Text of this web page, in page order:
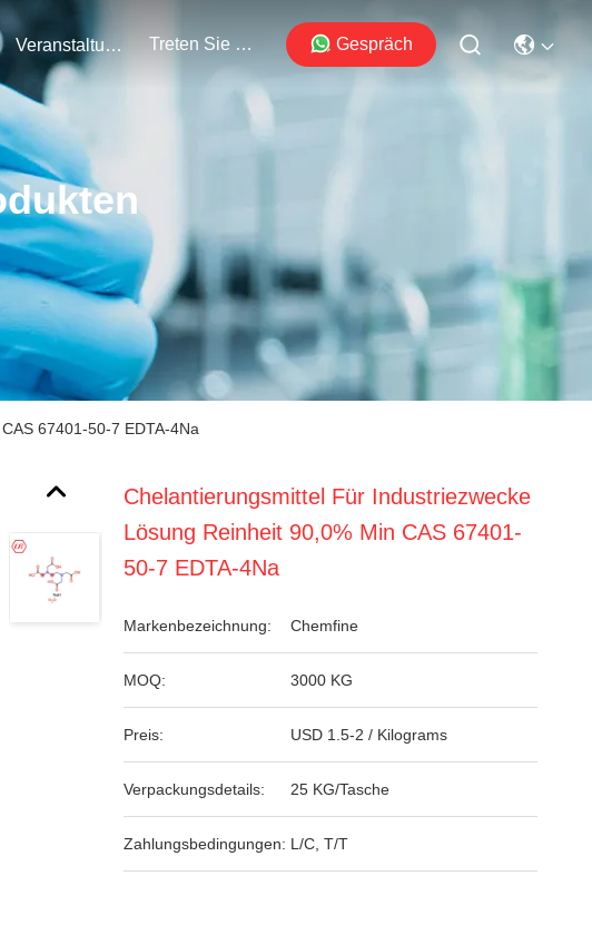
Veranstaltungen Treten Sie Mit Uns In Verbindung Gespräch
67401-50-7 EDTA-4Na
Chelantierungsmittel Für Industriezwecke
Lösung Reinheit 90,0% Min CAS 67401-
50-7 EDTA-4Na
Markenbezeichnung: Chemfine
MOQ: 3000 KG
Preis: USD 1.5-2 / Kilograms
Verpackungsdetails: 25 KG/Tasche
Zahlungsbedingungen: L/C, T/T